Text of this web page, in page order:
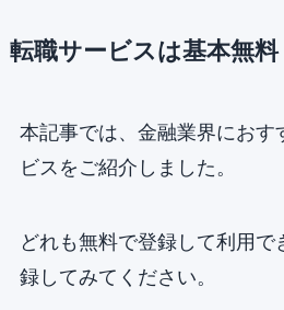
転職サービスは基本無料
本記事では、金融業界におす
ビスをご紹介しました。
どれも無料で登録して利用で
録してみてください。